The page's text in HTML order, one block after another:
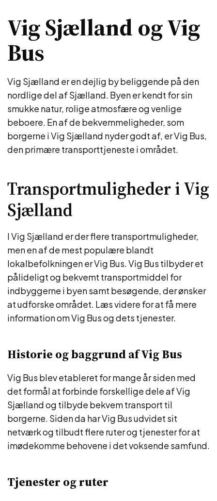
Vig Sjælland og Vig
Bus
Vig Sjælland er en dejlig by beliggende på den
nordlige del af Sjælland. Byen er kendt for sin
smukke natur, rolige atmosfære og venlige
beboere. En af de bekvemmeligheder, som
borgerne i Vig Sjælland nyder godt af, er Vig Bus,
den primære transporttjeneste i området.
Transportmuligheder i Vig
Sjælland
I Vig Sjælland er der flere transportmuligheder,
men en af de mest populære blandt
lokalbefolkningen er Vig Bus. Vig Bus tilbyder et
pålideligt og bekvemt transportmiddel for
indbyggerne i byen samt besøgende, der ønsker
at udforske området. Læs videre for at få mere
information om Vig Bus og dets tjenester.
Historie og baggrund af Vig Bus
Vig Bus blev etableret for mange år siden med
det formål at forbinde forskellige dele af Vig
Sjælland og tilbyde bekvem transport til
borgerne. Siden da har Vig Bus udvidet sit
netværk og tilbudt flere ruter og tjenester for at
imødekomme behovene i det voksende samfund.
Tjenester og ruter